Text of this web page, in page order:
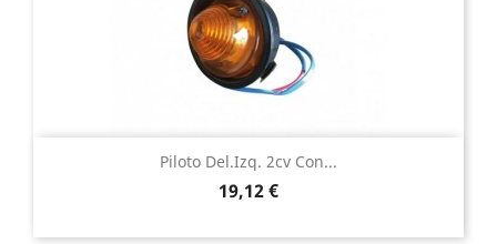
Piloto Del.izq. 2cv Con...
Precio
19,12 €